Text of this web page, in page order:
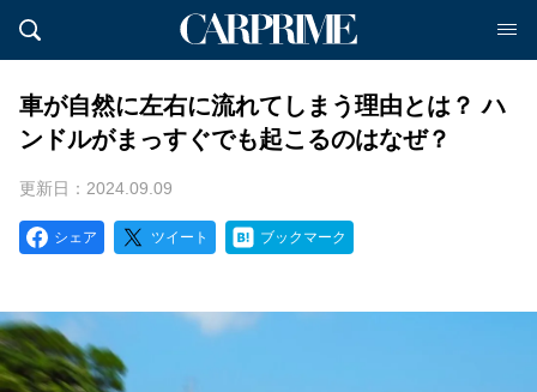
車が自然に左右に流れてしまう理由とは？ ハ
ンドルがまっすぐでも起こるのはなぜ？
更新日：2024.09.09
シェア ツイート ブックマーク